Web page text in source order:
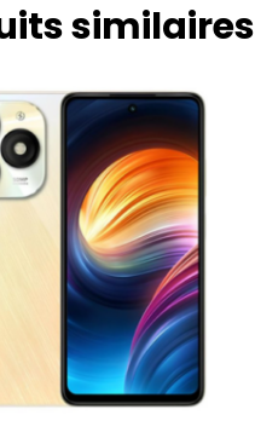
similaires